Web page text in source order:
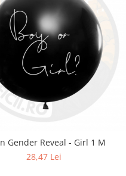
Gender Reveal - Girl 1 M
28,47 Lei